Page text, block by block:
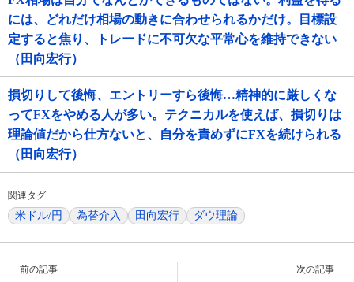
には、どれだけ相場の動きに合わせられるかだけ。目標設
定すると焦り、トレードに不可欠な平常心を維持できない
（田向宏行）
損切りして後悔、エントリーすら後悔…精神的に厳しくな
ってFXをやめる人が多い。テクニカルを使えば、損切りは
理論値だから仕方ないと、自分を責めずにFXを続けられる
（田向宏行）
関連タグ
米ドル/円 為替介入 田向宏行 ダウ理論
前の記事 次の記事